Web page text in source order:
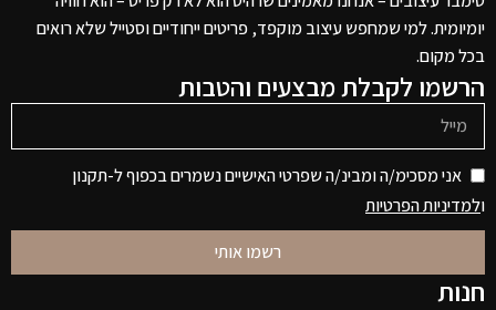
יומיומית. למי שמחפש עיצוב מוקפד, פריטים ייחודיים וסטייל שלא רואים
בכל מקום.
הרשמו לקבלת מבצעים והטבות
אני מסכימ/ה ומבינ/ה שפרטי האישיים נשמרים בכפוף ל-תקנון
ולמדיניות הפרטיות
רשמו אותי
חנות